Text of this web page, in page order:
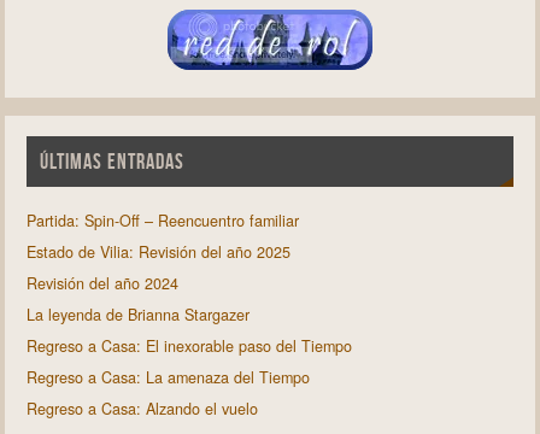
ÚLTIMAS ENTRADAS
Partida: Spin-Off – Reencuentro familiar
Estado de Vilia: Revisión del año 2025
Revisión del año 2024
La leyenda de Brianna Stargazer
Regreso a Casa: El inexorable paso del Tiempo
Regreso a Casa: La amenaza del Tiempo
Regreso a Casa: Alzando el vuelo